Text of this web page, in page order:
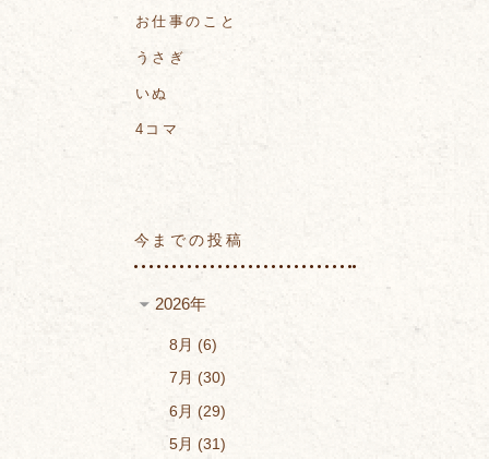
お仕事のこと
うさぎ
いぬ
4コマ
今までの投稿
2026年
8月
6
7月
30
6月
29
5月
31